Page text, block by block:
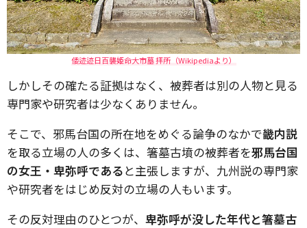
倭迹迹日百襲姫命大市墓 拝所（Wikipediaより）
しかしその確たる証拠はなく、被葬者は別の人物と見る
専門家や研究者は少なくありません。
そこで、邪馬台国の所在地をめぐる論争のなかで畿内説
を取る立場の人の多くは、箸墓古墳の被葬者を邪馬台国
の女王・卑弥呼であると主張しますが、九州説の専門家
や研究者をはじめ反対の立場の人もいます。
その反対理由のひとつが、 卑弥呼が没した年代と箸墓古